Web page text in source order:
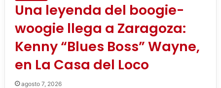
Una leyenda del boogie-
woogie llega a Zaragoza:
Kenny “Blues Boss” Wayne,
en La Casa del Loco
agosto 7, 2026